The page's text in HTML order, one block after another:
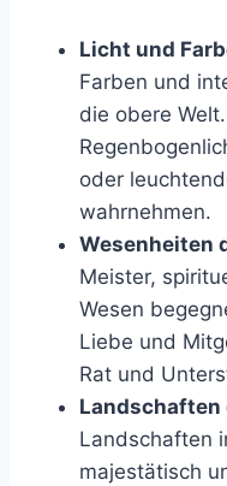
Licht und
Farben und
die obere
oder
wahrnehmen.
Wesenheiten
Meister,
Wesen
Liebe und
Rat und
Landschaften
Landschaften
majestätisch